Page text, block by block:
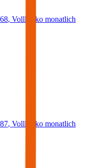
, Vollkasko monatlich
, Vollkasko monatlich